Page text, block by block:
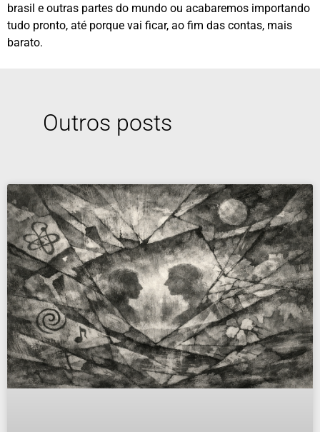
brasil e outras partes do mundo ou acabaremos importando
tudo pronto, até porque vai ficar, ao fim das contas, mais
barato.
Outros posts